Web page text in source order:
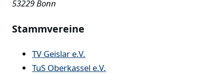
53229 Bonn
Stammvereine
TV Geislar e.V.
TuS Oberkassel e.V.